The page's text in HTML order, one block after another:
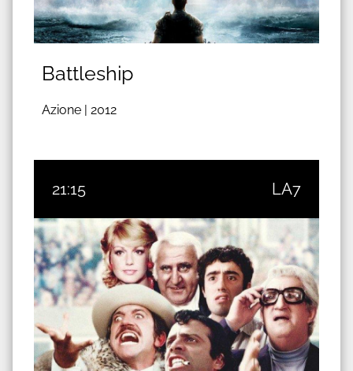
Battleship
Azione | 2012
21:15 LA7